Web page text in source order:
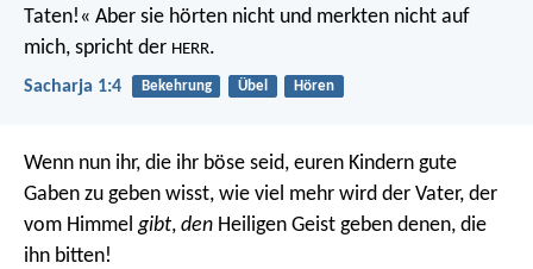
Taten!« Aber sie hörten nicht und merkten nicht auf
mich, spricht der HERR.
Sacharja 1:4 Bekehrung Übel Hören
Wenn nun ihr, die ihr böse seid, euren Kindern gute
Gaben zu geben wisst, wie viel mehr wird der Vater, der
vom Himmel gibt, den Heiligen Geist geben denen, die
ihn bitten!